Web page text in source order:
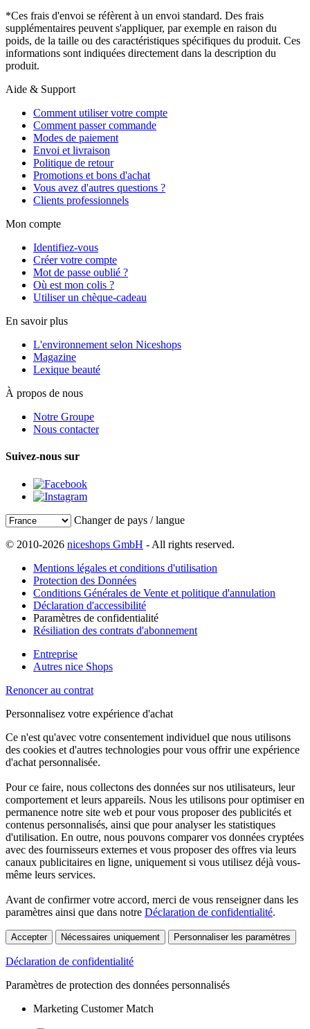
*Ces frais d'envoi se réfèrent à un envoi standard. Des frais
supplémentaires peuvent s'appliquer, par exemple en raison du
poids, de la taille ou des caractéristiques spécifiques du produit. Ces
informations sont indiquées directement dans la description du
produit.
Aide & Support
Comment utiliser votre compte
Comment passer commande
Modes de paiement
Envoi et livraison
Politique de retour
Promotions et bons d'achat
Vous avez d'autres questions ?
Clients professionnels
Mon compte
Identifiez-vous
Créer votre compte
Mot de passe oublié ?
Où est mon colis ?
Utiliser un chèque-cadeau
En savoir plus
L'environnement selon Niceshops
Magazine
Lexique beauté
À propos de nous
Notre Groupe
Nous contacter
Suivez-nous sur
Changer de pays / langue
© 2010-2026 niceshops GmbH - All rights reserved.
Mentions légales et conditions d'utilisation
Protection des Données
Conditions Générales de Vente et politique d'annulation
Déclaration d'accessibilité
Paramètres de confidentialité
Résiliation des contrats d'abonnement
Entreprise
Autres nice Shops
Renoncer au contrat
Personnalisez votre expérience d'achat
Ce n'est qu'avec votre consentement individuel que nous utilisons
des cookies et d'autres technologies pour vous offrir une expérience
d'achat personnalisée.
Pour ce faire, nous collectons des données sur nos utilisateurs, leur
comportement et leurs appareils. Nous les utilisons pour optimiser en
permanence notre site web et pour vous proposer des publicités et
contenus personnalisés, ainsi que pour analyser les statistiques
d'utilisation. En outre, nous pouvons comparer vos données cryptées
avec des fournisseurs externes et vous proposer des offres via leurs
canaux publicitaires en ligne, uniquement si vous utilisez déjà vous-
même leurs services.
Avant de confirmer votre accord, merci de vous renseigner dans les
paramètres ainsi que dans notre Déclaration de confidentialité.
Accepter Nécessaires uniquement Personnaliser les paramètres
Déclaration de confidentialité
Paramètres de protection des données personnalisés
Marketing Customer Match